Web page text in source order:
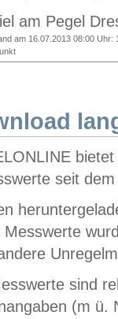
am Pegel
am 16.07.2013 08:00 Uhr:
seit
Messwerte
sind
(m ü.